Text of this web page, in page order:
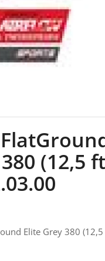
(12,5
Elite Grey 380